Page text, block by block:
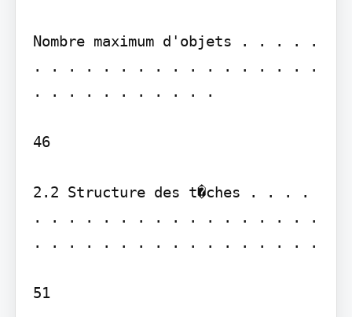
Nombre maximum d'objets . . . . .
. . . . . . . . . . . . . . . . .
. . . . . . . . . . .
46
2.2 Structure des t�ches . . . .
. . . . . . . . . . . . . . . . .
. . . . . . . . . . . . . . . . .
51